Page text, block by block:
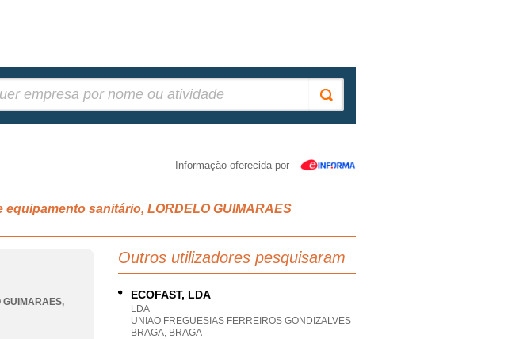
Informação oferecida por
sanitário, LORDELO GUIMARAES
GUIMARAES,
Outros utilizadores pesquisaram
ECOFAST, LDA
LDA
UNIAO FREGUESIAS FERREIROS GONDIZALVES
BRAGA, BRAGA